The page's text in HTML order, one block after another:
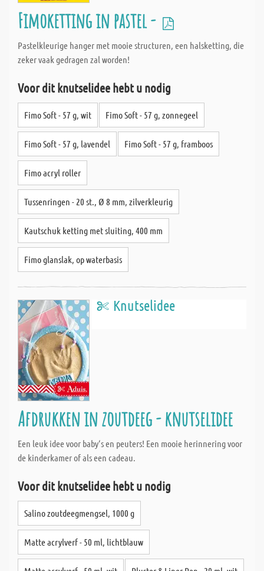
Fimoketting in pastel -
Pastelkleurige hanger met mooie structuren, een halsketting, die
zeker vaak gedragen zal worden!
Voor dit knutselidee hebt u nodig
Fimo Soft - 57 g, wit Fimo Soft - 57 g, zonnegeel
Fimo Soft - 57 g, lavendel Fimo Soft - 57 g, framboos
Fimo acryl roller
Tussenringen - 20 st., Ø 8 mm, zilverkleurig
Kautschuk ketting met sluiting, 400 mm
Fimo glanslak, op waterbasis
Knutselidee
Afdrukken in zoutdeeg - knutselidee
Een leuk idee voor baby‘s en peuters! Een mooie herinnering voor
de kinderkamer of als een cadeau.
Voor dit knutselidee hebt u nodig
Salino zoutdeegmengsel, 1000 g
Matte acrylverf - 50 ml, lichtblauw